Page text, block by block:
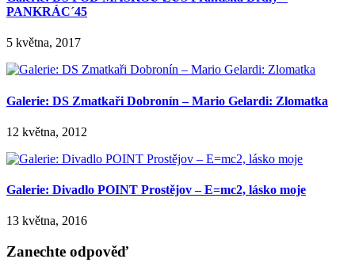
PANKRÁC´45
5 května, 2017
Galerie: DS Zmatkaři Dobronín – Mario Gelardi: Zlomatka
12 května, 2012
Galerie: Divadlo POINT Prostějov – E=mc2, lásko moje
13 května, 2016
Zanechte odpověď